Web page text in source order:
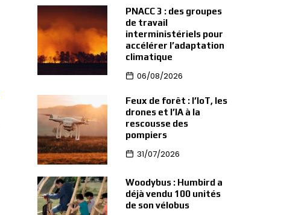
PNACC 3 : des groupes
de travail
interministériels pour
accélérer l’adaptation
climatique
06/08/2026
Feux de forêt : l’IoT, les
drones et l’IA à la
rescousse des
pompiers
31/07/2026
Woodybus : Humbird a
déjà vendu 100 unités
de son vélobus